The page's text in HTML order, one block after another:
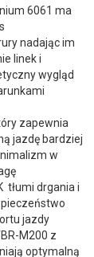
6061 ma
nadając im
linek i
wygląd
zapewnia
jazdę bardziej
w
tłumi drgania i
jazdy
M200 z
optymalną